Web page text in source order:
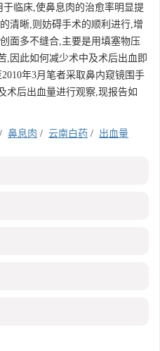
临床,使鼻息肉的治愈率明显提
清晰,则妨碍手术的顺利进行,增
面多不缝合,主要是用填塞物压
,因此如何减少术中及术后出血即
年3月笔者采取鼻内窥镜围手
术后出血量进行观察,现报告如
/ 鼻息肉 / 云南白药 / 出血量